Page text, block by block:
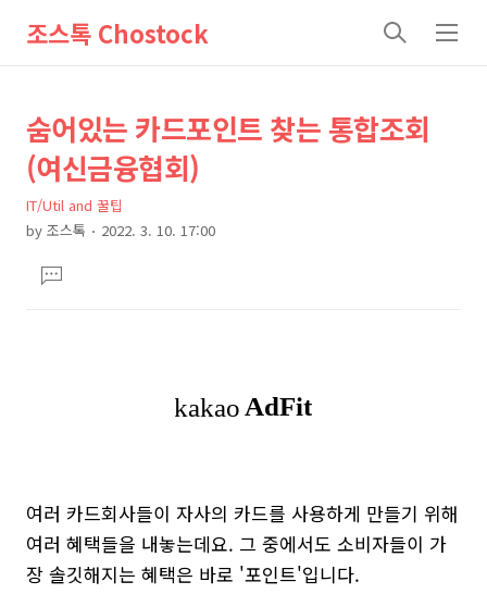
조스톡 Chostock
검
메
상
세
컨
텐
츠
본
문
제
목
숨어있는 카드포인트 찾는 통합조회
(여신금융협회)
IT/Util and 꿀팁
by 조스톡 2022. 3. 10. 17:00
문댓
글
여러 카드회사들이 자사의 카드를 사용하게 만들기 위해
여러 혜택들을 내놓는데요. 그 중에서도 소비자들이 가
장 솔깃해지는 혜택은 바로 '포인트'입니다.